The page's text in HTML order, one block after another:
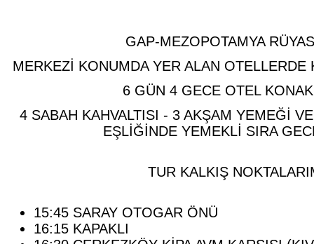
GAP-MEZOPOTAMYA
MERKEZİ KONUMDA YER ALAN OTELLERDE
6 GÜN 4 GECE OTEL
4 SABAH KAHVALTISI - 3 AKŞAM YEMEĞİ
EŞLİĞİNDE YEMEKLİ SIRA
TUR KALKIŞ
15:45 SARAY OTOGAR ÖNÜ
16:15 KAPAKLI